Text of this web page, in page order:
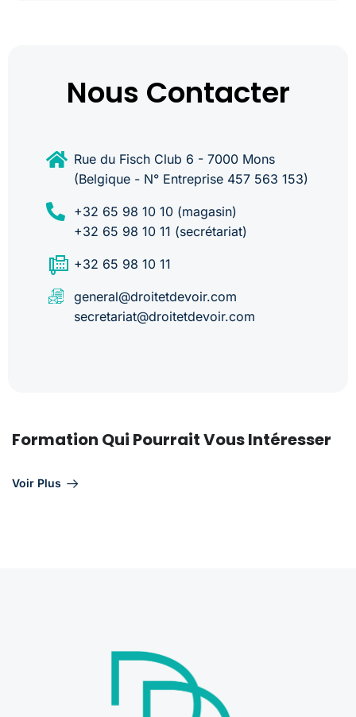
Nous Contacter
Rue du Fisch Club 6 - 7000 Mons
(Belgique - N° Entreprise 457 563 153)
+32 65 98 10 10 (magasin)
+32 65 98 10 11 (secrétariat)
+32 65 98 10 11
general@droitetdevoir.com
secretariat@droitetdevoir.com
Formation Qui Pourrait Vous Intéresser
Voir Plus